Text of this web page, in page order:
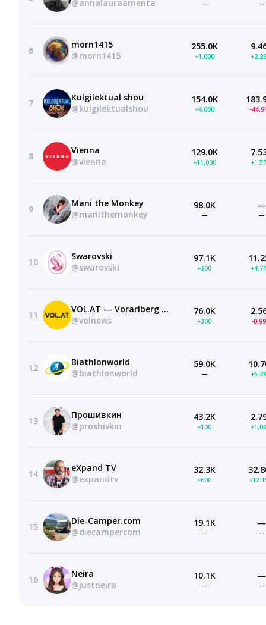
@annalauraamenta
— —
6
morn1415
@morn1415
255.0K
+1,000
7
Kulgilektual shou
@kulgilektualshou
154.0K
+4,000 -
8
Vienna
@vienna
129.0K
+11,000
9
Mani the Monkey
@manithemonkey
98.0K
—
—
—
10
Swarovski
@swarovski
97.1K
+300
11
VOL.AT — Vorarlberg Online
@volnews
76.0K
+300 -
12
Biathlonworld
@biathlonworld
59.0K
—
13
Прошивкин
@proshivkin
43.2K
+100
14
eXpand TV
@expandtv
32.3K
+600
15
Die-Camper.com
@diecampercom
19.1K
—
—
—
16
Neira
@justneira
10.1K
—
—
—